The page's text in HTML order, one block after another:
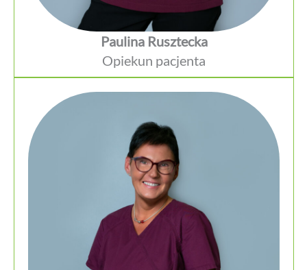
Paulina Rusztecka
Opiekun pacjenta